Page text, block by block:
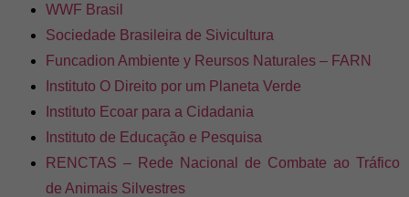
WWF Brasil
Sociedade Brasileira de Sivicultura
Funcadion Ambiente y Reursos Naturales – FARN
Instituto O Direito por um Planeta Verde
Instituto Ecoar para a Cidadania
Instituto de Educação e Pesquisa
RENCTAS – Rede Nacional de Combate ao Tráfico
de Animais Silvestres